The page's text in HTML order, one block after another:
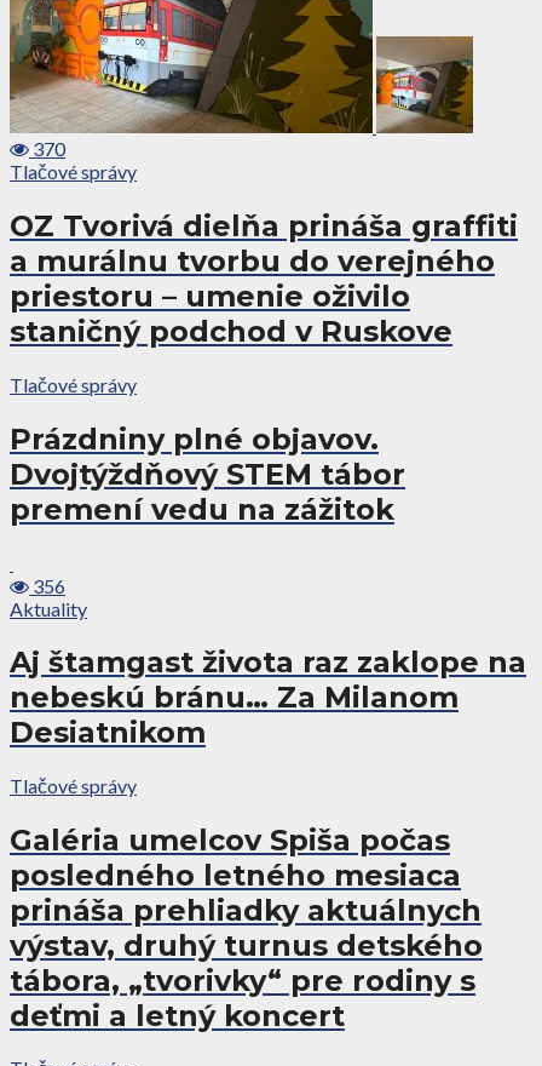
370
Tlačové správy
OZ Tvorivá dielňa prináša graffiti
a murálnu tvorbu do verejného
priestoru – umenie oživilo
staničný podchod v Ruskove
Tlačové správy
Prázdniny plné objavov.
Dvojtýždňový STEM tábor
premení vedu na zážitok
356
Aktuality
Aj štamgast života raz zaklope na
nebeskú bránu… Za Milanom
Desiatnikom
Tlačové správy
Galéria umelcov Spiša počas
posledného letného mesiaca
prináša prehliadky aktuálnych
výstav, druhý turnus detského
tábora, „tvorivky“ pre rodiny s
deťmi a letný koncert